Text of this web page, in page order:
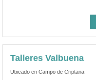
Talleres Valbuena
Ubicado en Campo de Criptana